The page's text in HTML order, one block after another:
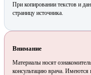
При копировании текстов и
страницу источника.
Внимание
Материалы носят
консультацию врача. Имеются